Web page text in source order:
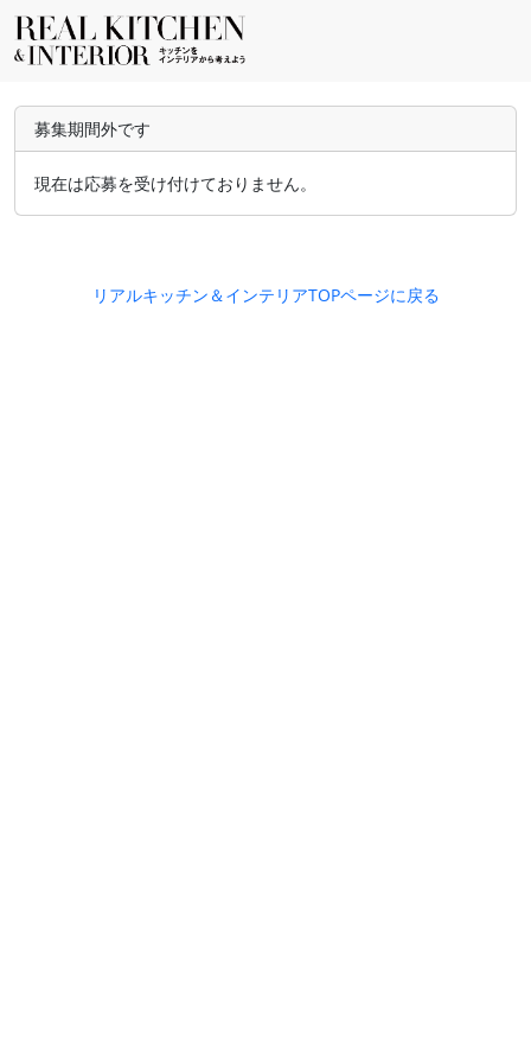
募集期間外です
現在は応募を受け付けておりません。
リアルキッチン＆インテリアTOPページに戻る